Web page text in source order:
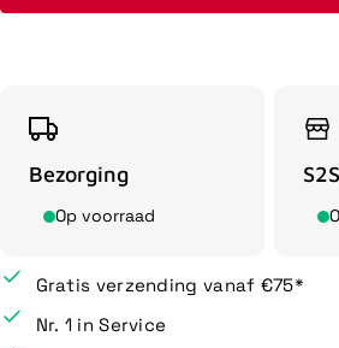
Bezorging
Op voorraad
Gratis verzending vanaf €75*
Nr. 1 in Service